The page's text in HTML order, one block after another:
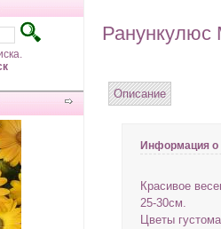
Описание
Информация о
Красивое
25-30см.
Цветы